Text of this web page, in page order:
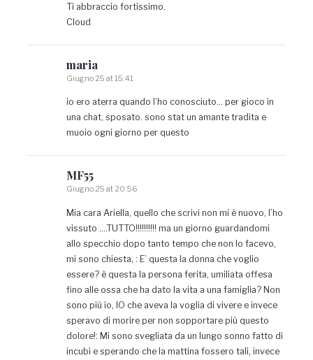
Ti abbraccio fortissimo.
Cloud
maria
Giugno 25 at 15:41
io ero aterra quando l’ho conosciuto… per gioco in
una chat, sposato. sono stat un amante tradita e
muoio ogni giorno per questo
MF55
Giugno 25 at 20:56
Mia cara Ariella, quello che scrivi non mi è nuovo, l’ho
vissuto ….TUTTO!!!!!!!!!! ma un giorno guardandomi
allo specchio dopo tanto tempo che non lo facevo,
mi sono chiesta, : E’ questa la donna che voglio
essere? è questa la persona ferita, umiliata offesa
fino alle ossa che ha dato la vita a una famiglia? Non
sono più io, IO che aveva la voglia di vivere e invece
speravo di morire per non sopportare più questo
dolore!: Mi sono svegliata da un lungo sonno fatto di
incubi e sperando che la mattina fossero tali, invece